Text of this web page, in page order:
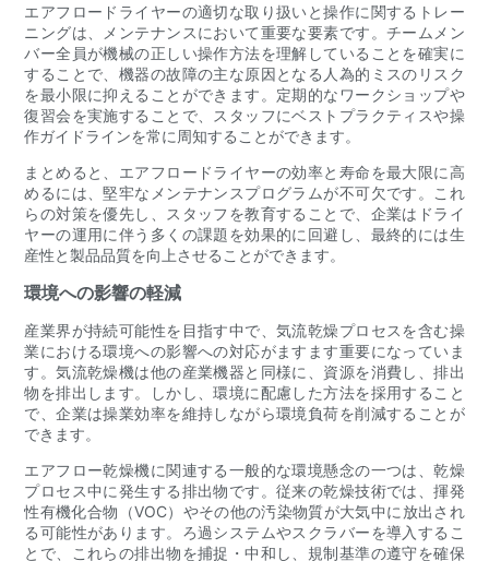
エアフロードライヤーの適切な取り扱いと操作に関するトレー
ニングは、メンテナンスにおいて重要な要素です。チームメン
バー全員が機械の正しい操作方法を理解していることを確実に
することで、機器の故障の主な原因となる人為的ミスのリスク
を最小限に抑えることができます。定期的なワークショップや
復習会を実施することで、スタッフにベストプラクティスや操
作ガイドラインを常に周知することができます。
まとめると、エアフロードライヤーの効率と寿命を最大限に高
めるには、堅牢なメンテナンスプログラムが不可欠です。これ
らの対策を優先し、スタッフを教育することで、企業はドライ
ヤーの運用に伴う多くの課題を効果的に回避し、最終的には生
産性と製品品質を向上させることができます。
環境への影響の軽減
産業界が持続可能性を目指す中で、気流乾燥プロセスを含む操
業における環境への影響への対応がますます重要になっていま
す。気流乾燥機は他の産業機器と同様に、資源を消費し、排出
物を排出します。しかし、環境に配慮した方法を採用すること
で、企業は操業効率を維持しながら環境負荷を削減することが
できます。
エアフロー乾燥機に関連する一般的な環境懸念の一つは、乾燥
プロセス中に発生する排出物です。従来の乾燥技術では、揮発
性有機化合物（VOC）やその他の汚染物質が大気中に放出され
る可能性があります。ろ過システムやスクラバーを導入するこ
とで、これらの排出物を捕捉・中和し、規制基準の遵守を確保